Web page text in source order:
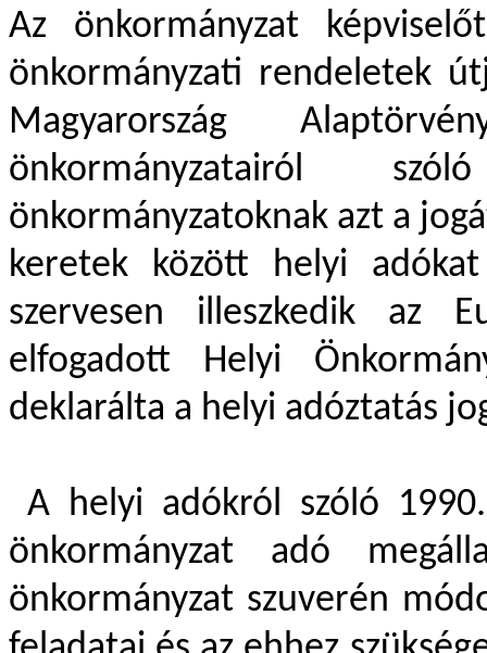
Az önkormányzat
önkormányzati rendeletek
Magyarország
önkormányzatairól
önkormányzatoknak azt a
keretek között helyi adókat
szervesen illeszkedik az
elfogadott Helyi
deklarálta a helyi adóztatás
A helyi adókról szóló
önkormányzat adó
önkormányzat szuverén